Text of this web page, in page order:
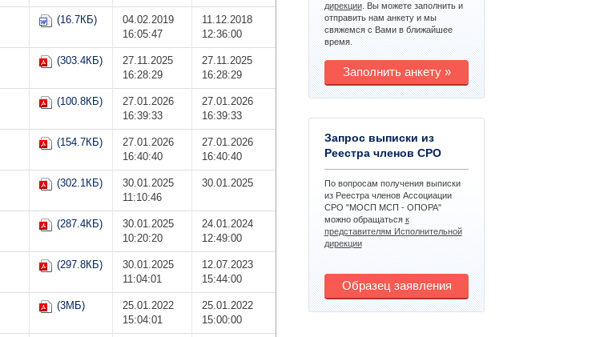
дирекции. Вы можете заполнить и
отправить нам анкету и мы
свяжемся с Вами в ближайшее
время.
Заполнить анкету »
Запрос выписки из
Реестра членов СРО
По вопросам получения выписки
из Реестра членов Ассоциации
СРО "МОСП МСП - ОПОРА"
можно обращаться к
представителям Исполнительной
дирекции
Образец заявления
(16.7КБ)
04.02.2019
16:05:47
11.12.2018
12:36:00
(303.4КБ)
27.11.2025
16:28:29
27.11.2025
16:28:29
(100.8КБ)
27.01.2026
16:39:33
27.01.2026
16:39:33
(154.7КБ)
27.01.2026
16:40:40
27.01.2026
16:40:40
(302.1КБ)
30.01.2025
11:10:46
30.01.2025
(287.4КБ)
30.01.2025
10:20:20
24.01.2024
12:49:00
(297.8КБ)
30.01.2025
11:04:01
12.07.2023
15:44:00
(3МБ)
25.01.2022
15:04:01
25.01.2022
15:00:00